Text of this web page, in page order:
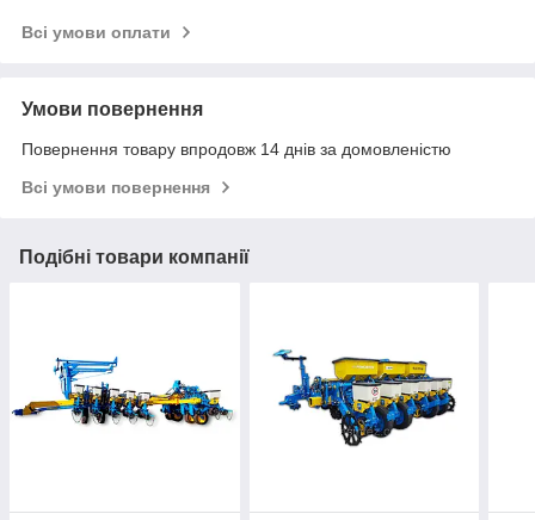
Всі умови оплати
Умови повернення
Повернення товару впродовж 14 днів за домовленістю
Всі умови повернення
Подібні товари компанії